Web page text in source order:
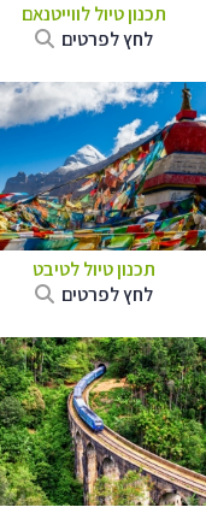
תכנון טיול לווייטנאם
לחץ לפרטים
תכנון טיוללטיבט
לחץ לפרטים